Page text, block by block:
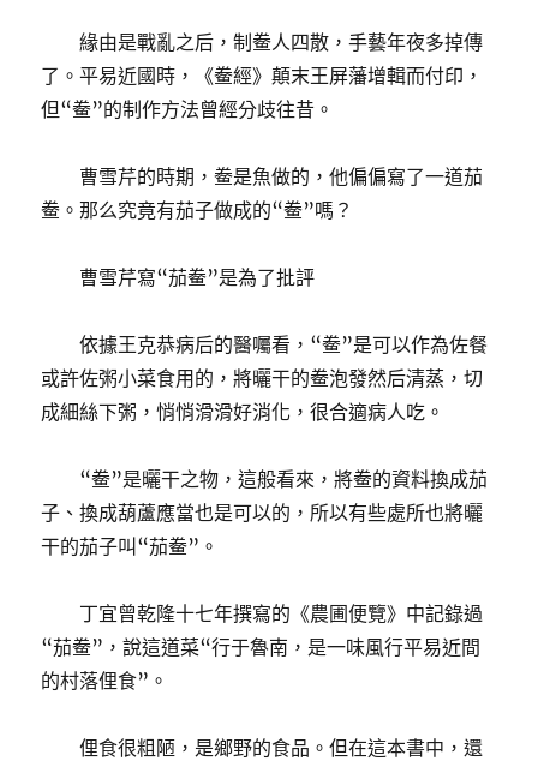
緣由是戰亂之后，制鲞人四散，手藝年夜多掉傳
了。平易近國時，《鲞經》顛末王屏藩增輯而付印，
但“鲞”的制作方法曾經分歧往昔。
曹雪芹的時期，鲞是魚做的，他偏偏寫了一道茄
鲞。那么究竟有茄子做成的“鲞”嗎？
曹雪芹寫“茄鲞”是為了批評
依據王克恭病后的醫囑看，“鲞”是可以作為佐餐
或許佐粥小菜食用的，將曬干的鲞泡發然后清蒸，切
成細絲下粥，悄悄滑滑好消化，很合適病人吃。
“鲞”是曬干之物，這般看來，將鲞的資料換成茄
子、換成葫蘆應當也是可以的，所以有些處所也將曬
干的茄子叫“茄鲞”。
丁宜曾乾隆十七年撰寫的《農圃便覽》中記錄過
“茄鲞”，說這道菜“行于魯南，是一味風行平易近間
的村落俚食”。
俚食很粗陋，是鄉野的食品。但在這本書中，還